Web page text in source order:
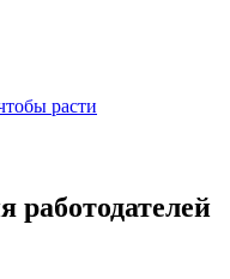
расти
работодателей